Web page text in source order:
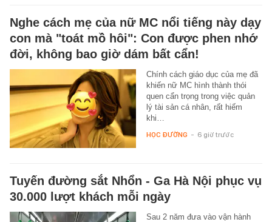
Nghe cách mẹ của nữ MC nổi tiếng này dạy
con mà "toát mồ hôi": Con được phen nhớ
đời, không bao giờ dám bất cẩn!
Chính cách giáo dục của mẹ đã
khiến nữ MC hình thành thói
quen cẩn trọng trong việc quản
lý tài sản cá nhân, rất hiếm
khi…
HỌC ĐƯỜNG - 6 giờ trước
Tuyến đường sắt Nhổn - Ga Hà Nội phục vụ
30.000 lượt khách mỗi ngày
Sau 2 năm đưa vào vận hành